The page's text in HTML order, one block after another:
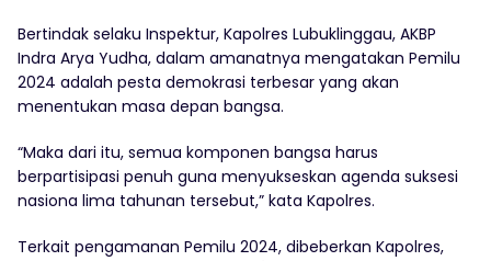
Bertindak selaku Inspektur, Kapolres Lubuklinggau, AKBP
Indra Arya Yudha, dalam amanatnya mengatakan Pemilu
2024 adalah pesta demokrasi terbesar yang akan
menentukan masa depan bangsa.
“Maka dari itu, semua komponen bangsa harus
berpartisipasi penuh guna menyukseskan agenda suksesi
nasiona lima tahunan tersebut,” kata Kapolres.
Terkait pengamanan Pemilu 2024, dibeberkan Kapolres,